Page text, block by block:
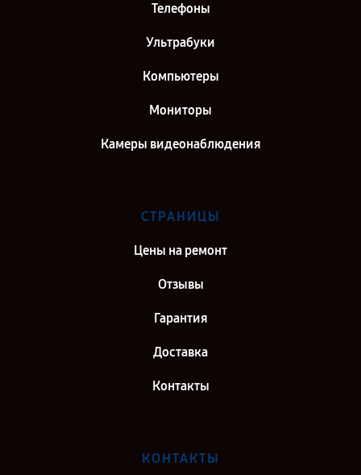
Телефоны
Ультрабуки
Компьютеры
Мониторы
Камеры видеонаблюдения
СТРАНИЦЫ
Цены на ремонт
Отзывы
Гарантия
Доставка
Контакты
КОНТАКТЫ